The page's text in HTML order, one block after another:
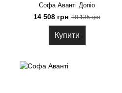
Софа Аванті Допіо
14 508 грн 18 135 грн
Купити